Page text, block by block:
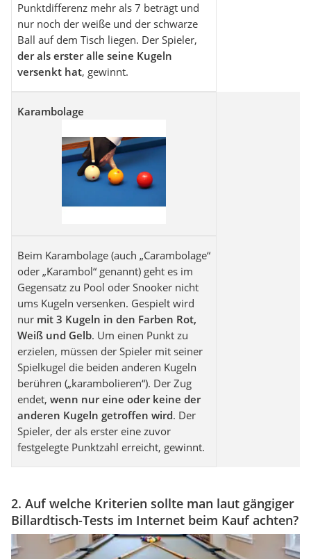
Punktdifferenz mehr als 7 beträgt und
nur noch der weiße und der schwarze
Ball auf dem Tisch liegen. Der Spieler,
der als erster alle seine Kugeln
versenkt hat, gewinnt.
Karambolage
Beim Karambolage (auch „Carambolage“
oder „Karambol“ genannt) geht es im
Gegensatz zu Pool oder Snooker nicht
ums Kugeln versenken. Gespielt wird
nur mit 3 Kugeln in den Farben Rot,
Weiß und Gelb. Um einen Punkt zu
erzielen, müssen der Spieler mit seiner
Spielkugel die beiden anderen Kugeln
berühren („karambolieren“). Der Zug
endet, wenn nur eine oder keine der
anderen Kugeln getroffen wird. Der
Spieler, der als erster eine zuvor
festgelegte Punktzahl erreicht, gewinnt.
2. Auf welche Kriterien sollte man laut gängiger
Billardtisch-Tests im Internet beim Kauf achten?